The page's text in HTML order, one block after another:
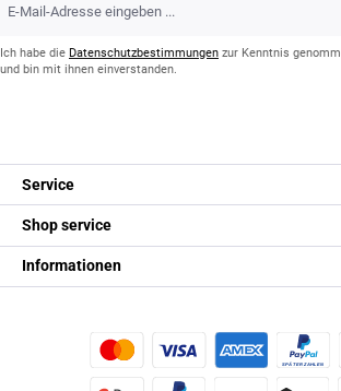
Mail-
*Ich habe die Datenschutzbestimmungen zur Kenntnis
und bin mit ihnen einverstanden.
Service
Shop service
Informationen
Kredit- oder Debitkarte Später